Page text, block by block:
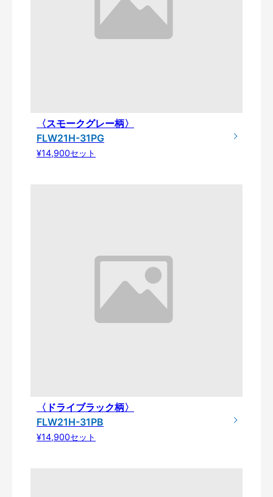
〈スモークグレー柄〉
FLW21H-31PG
¥14,900セット
〈ドライブラック柄〉
FLW21H-31PB
¥14,900セット